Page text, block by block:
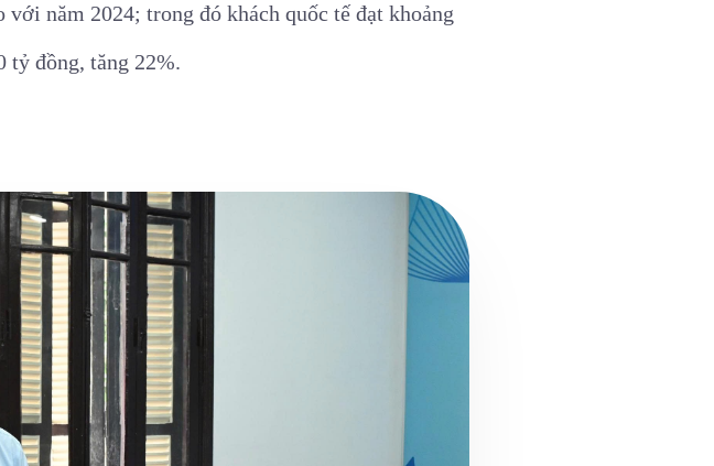
năm 2024; trong đó khách quốc tế đạt khoảng
tỷ đồng, tăng 22%.